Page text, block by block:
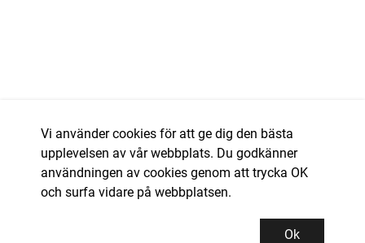
Vi använder cookies för att ge dig den bästa
upplevelsen av vår webbplats. Du godkänner
användningen av cookies genom att trycka OK
och surfa vidare på webbplatsen.
Ok